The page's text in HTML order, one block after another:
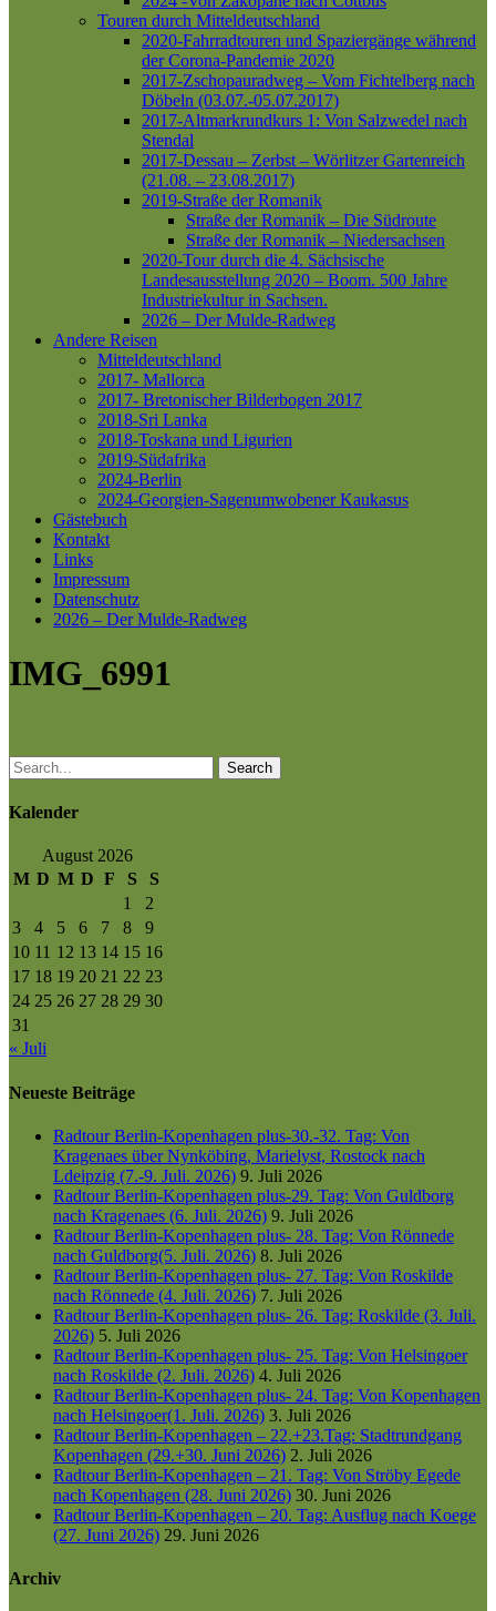
Touren durch Mitteldeutschland
2020-Fahrradtouren und Spaziergänge während
der Corona-Pandemie 2020
2017-Zschopauradweg – Vom Fichtelberg nach
Döbeln (03.07.-05.07.2017)
2017-Altmarkrundkurs 1: Von Salzwedel nach
Stendal
2017-Dessau – Zerbst – Wörlitzer Gartenreich
(21.08. – 23.08.2017)
2019-Straße der Romanik
Straße der Romanik – Die Südroute
Straße der Romanik – Niedersachsen
2020-Tour durch die 4. Sächsische
Landesausstellung 2020 – Boom. 500 Jahre
Industriekultur in Sachsen.
2026 – Der Mulde-Radweg
Andere Reisen
Mitteldeutschland
2017- Mallorca
2017- Bretonischer Bilderbogen 2017
2018-Sri Lanka
2018-Toskana und Ligurien
2019-Südafrika
2024-Berlin
2024-Georgien-Sagenumwobener Kaukasus
Gästebuch
Kontakt
Links
Impressum
Datenschutz
2026 – Der Mulde-Radweg
IMG_6991
Search
Kalender
August 2026
M D M D F S
S
1
2
3
4 5 6 7 8
9
10 11 12 13 14 15 16
17 18 19 20 21 22 23
24 25 26 27 28 29 30
31
« Juli
Neueste Beiträge
Radtour Berlin-Kopenhagen plus-30.-32. Tag: Von
Kragenaes über Nynköbing, Marielyst, Rostock nach
Ldeipzig (7.-9. Juli. 2026) 9. Juli 2026
Radtour Berlin-Kopenhagen plus-29. Tag: Von Guldborg
nach Kragenaes (6. Juli. 2026) 9. Juli 2026
Radtour Berlin-Kopenhagen plus- 28. Tag: Von Rönnede
nach Guldborg(5. Juli. 2026) 8. Juli 2026
Radtour Berlin-Kopenhagen plus- 27. Tag: Von Roskilde
nach Rönnede (4. Juli. 2026) 7. Juli 2026
Radtour Berlin-Kopenhagen plus- 26. Tag: Roskilde (3. Juli.
2026) 5. Juli 2026
Radtour Berlin-Kopenhagen plus- 25. Tag: Von Helsingoer
nach Roskilde (2. Juli. 2026) 4. Juli 2026
Radtour Berlin-Kopenhagen plus- 24. Tag: Von Kopenhagen
nach Helsingoer(1. Juli. 2026) 3. Juli 2026
Radtour Berlin-Kopenhagen – 22.+23.Tag: Stadtrundgang
Kopenhagen (29.+30. Juni 2026) 2. Juli 2026
Radtour Berlin-Kopenhagen – 21. Tag: Von Ströby Egede
nach Kopenhagen (28. Juni 2026) 30. Juni 2026
Radtour Berlin-Kopenhagen – 20. Tag: Ausflug nach Koege
(27. Juni 2026) 29. Juni 2026
Archiv